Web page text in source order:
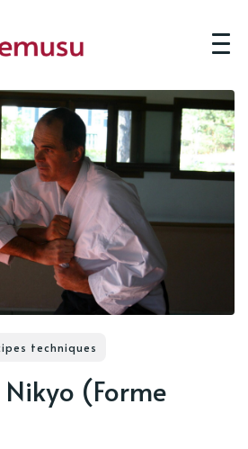
techniques
(Forme